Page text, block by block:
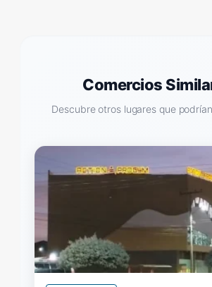
Comercios
Descubre otros lugares que